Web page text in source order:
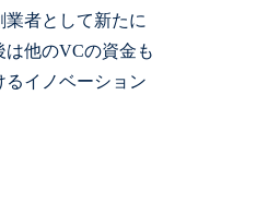
者として新たに
他のVCの資金も
イノベーション